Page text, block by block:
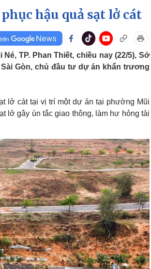
Infographic
Ô tô - Xe máy
Ô tô
Doanh
Thông
Vì
Thời trang
Sao Việt
Săn
check-in
hậu quả sạt lở cát
TP. Phan Thiết, chiều nay (22/5), Sở
Gòn, chủ đầu tư dự án khẩn trương
lở cát tại vị trí một dự án tại phường Mũi
lở gây ùn tắc giao thông, làm hư hỏng tài